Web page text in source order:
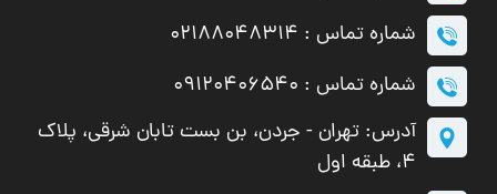
شماره تماس : 02188048314
شماره تماس : 09120406540
آدرس: تهران - جردن، بن بست تابان شرقی، پلاک
۴، طبقه اول